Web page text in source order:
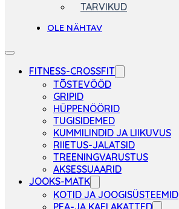
TARVIKUD
OLE NÄHTAV
FITNESS-CROSSFIT
TÕSTEVÖÖD
GRIPID
HÜPPENÖÖRID
TUGISIDEMED
KUMMILINDID JA LIIKUVUS
RIIETUS-JALATSID
TREENINGVARUSTUS
AKSESSUAARID
JOOKS-MATK
KOTID JA JOOGISÜSTEEMID
PEA-JA KAELAKATTED